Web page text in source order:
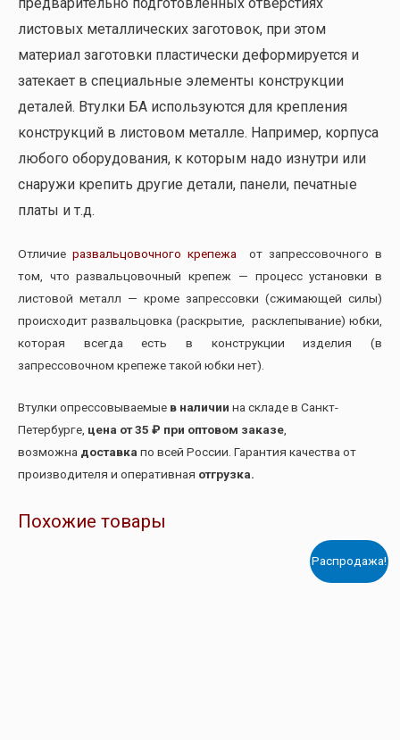
листовых металлических заготовок, при этом
материал заготовки пластически деформируется и
затекает в специальные элементы конструкции
деталей. Втулки БА используются для крепления
конструкций в листовом металле. Например, корпуса
любого оборудования, к которым надо изнутри или
снаружи крепить другие детали, панели, печатные
платы и т.д.
Отличие развальцовочного крепежа от запрессовочного в
том, что развальцовочный крепеж — процесс установки в
листовой металл — кроме запрессовки (сжимающей силы)
происходит развальцовка (раскрытие, расклепывание) юбки,
которая всегда есть в конструкции изделия (в
запрессовочном крепеже такой юбки нет).
Втулки опрессовываемые в наличии на складе в Санкт-
Петербурге, цена от 35 ₽ при оптовом заказе
возможна доставка по всей России. Гарантия качества от
производителя и оперативная отгрузка.
Похожие товары
Распродажа!